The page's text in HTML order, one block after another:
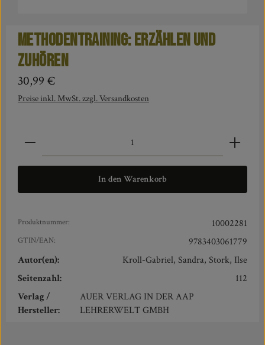
Methodentraining: Erzählen und
Zuhören
Regulärer Preis:
30,99 €
Preise inkl. MwSt. zzgl. Versandkosten
Produkt Anzahl: Gib den gewünschten Wert ein oder
In den Warenkorb
Produktnummer: 10002281
GTIN/EAN:
9783403061779
Autor(en):
Kroll-Gabriel, Sandra, Stork, Ilse
Seitenzahl:
112
Verlag /
Hersteller:
AUER VERLAG IN DER AAP
LEHRERWELT GMBH